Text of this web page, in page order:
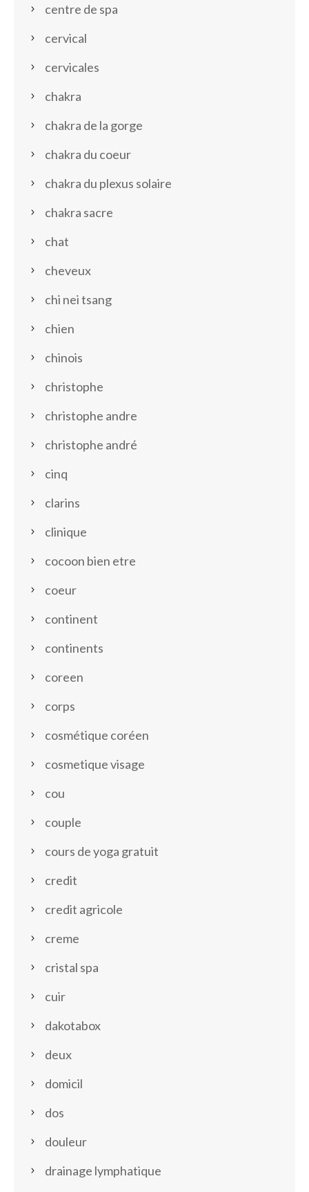
centre de spa
cervical
cervicales
chakra
chakra de la gorge
chakra du coeur
chakra du plexus solaire
chakra sacre
chat
cheveux
chi nei tsang
chien
chinois
christophe
christophe andre
christophe andré
cinq
clarins
clinique
cocoon bien etre
coeur
continent
continents
coreen
corps
cosmétique coréen
cosmetique visage
cou
couple
cours de yoga gratuit
credit
credit agricole
creme
cristal spa
cuir
dakotabox
deux
domicil
dos
douleur
drainage lymphatique